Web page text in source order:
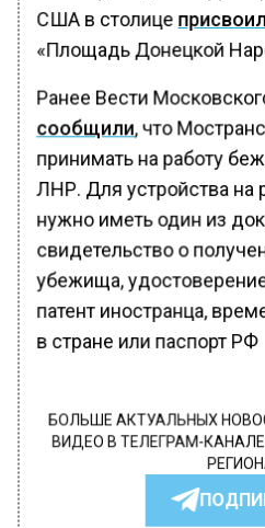
США в столице
«Площадь Донецкой
Ранее Вести
сообщили, что
принимать на работу
ЛНР. Для устройства на
нужно иметь один из
свидетельство о
убежища,
патент иностранца,
в стране или паспорт РФ
БОЛЬШЕ АКТУАЛЬНЫХ
ВИДЕО В ТЕЛЕГРАМ-